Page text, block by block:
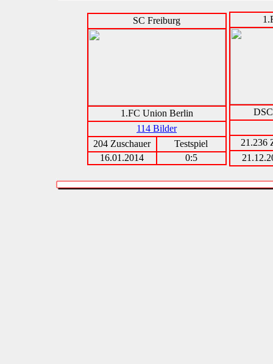
SC Freiburg
1.FC Union Berlin
114 Bilder
204 Zuschauer
Testspiel
16.01.2014
0:5
21.236